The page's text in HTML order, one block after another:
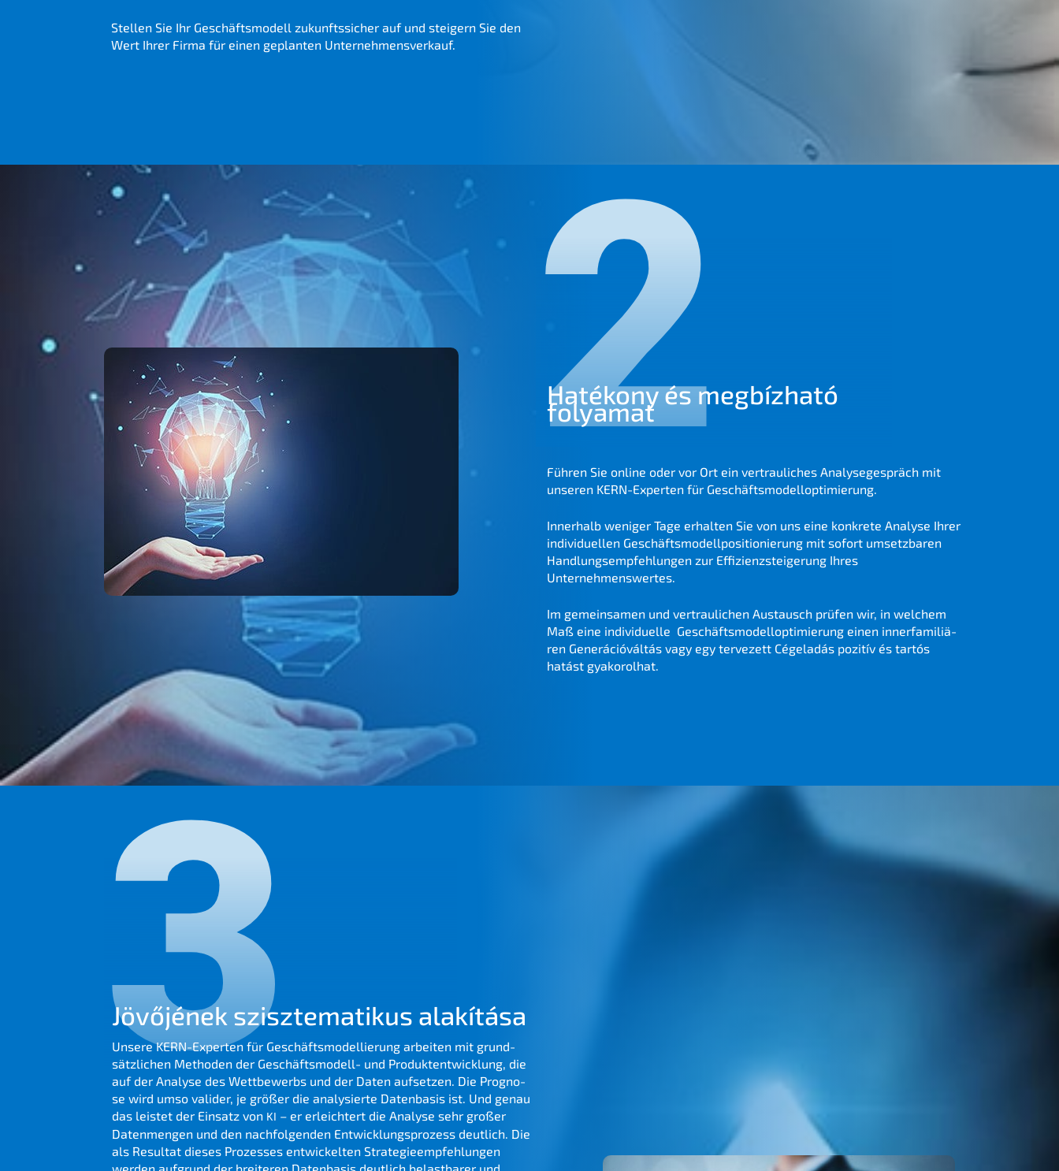
Stellen Sie Ihr Geschäfts­mo­dell zukunfts­si­cher auf und steigern Sie den
Wert Ihrer Firma für einen geplan­ten Unternehmensverkauf.
2
Haték­o­ny és megbíz­ha­tó
folyamat
Führen Sie online oder vor Ort ein vertrau­li­ches Analy­se­ge­spräch mit
unseren KERN-Exper­ten für Geschäftsmodelloptimierung.
Inner­halb weniger Tage erhal­ten Sie von uns eine konkre­te Analy­se Ihrer
indivi­du­el­len Geschäfts­mo­dell­po­si­tio­nie­rung mit sofort umsetz­ba­ren
Handlungs­emp­feh­lun­gen zur Effizi­enz­stei­ge­rung Ihres
Unternehmenswertes.
Im gemein­sa­men und vertrau­li­chen Austausch prüfen wir, in welchem
Maß eine indivi­du­el­le Geschäfts­mo­dell­op­ti­mie­rung einen inner­fa­mi­liä­
ren Generá­ció­vál­tás vagy egy terve­zett Cégela­dás pozitív és tartós
hatást gyakorolhat.
3
Jövőjé­nek szisz­te­ma­ti­kus alakítása
Unsere KERN-Exper­ten für Geschäfts­mo­del­lie­rung arbei­ten mit grund­
sätz­li­chen Metho­den der Geschäfts­mo­dell- und Produkt­ent­wick­lung, die
auf der Analy­se des Wettbe­werbs und der Daten aufset­zen. Die Progno­
se wird umso valider, je größer die analy­sier­te Daten­ba­sis ist. Und genau
das leistet der Einsatz von KI – er erleich­tert die Analy­se sehr großer
Daten­men­gen und den nachfol­gen­den Entwick­lungs­pro­zess deutlich. Die
als Resul­tat dieses Prozes­ses entwi­ckel­ten Strate­gie­emp­feh­lun­gen